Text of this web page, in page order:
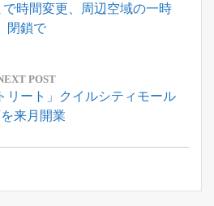
時間変更、周辺空域の一時
閉鎖で
POST
リート」クイルシティモール
来月開業